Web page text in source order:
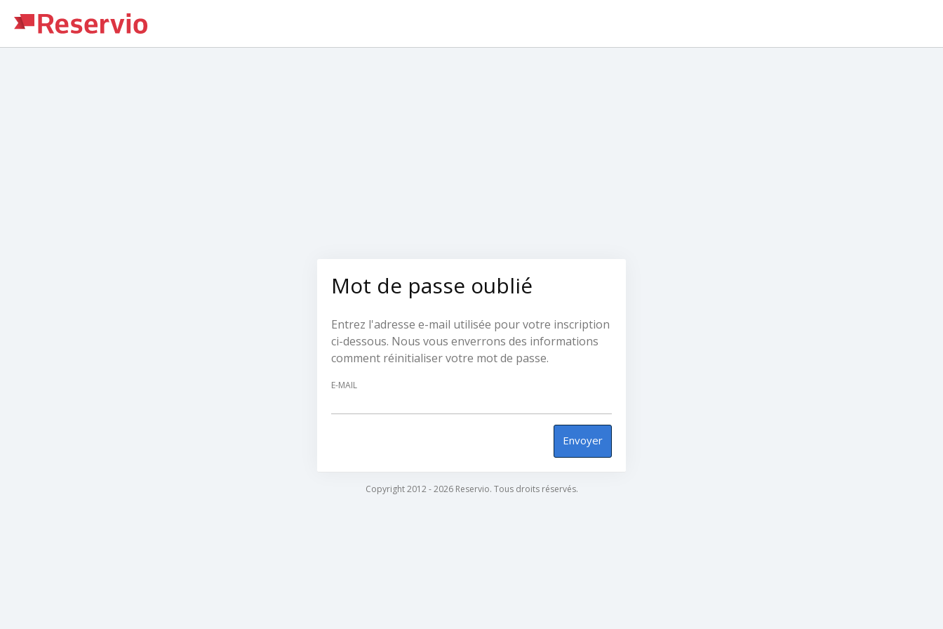
Mot de passe oublié
Entrez l'adresse e-mail utilisée pour votre inscription
ci-dessous. Nous vous enverrons des informations
comment réinitialiser votre mot de passe.
E-MAIL
Envoyer
Copyright 2012 - 2026 Reservio. Tous droits réservés.